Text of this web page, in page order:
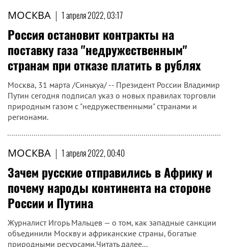
МОСКВА | 1 апреля 2022, 03:17
Россия остановит контракты на
поставку газа "недружественным"
странам при отказе платить в рублях
Москва, 31 марта /Синьхуа/ -- Президент России Владимир
Путин сегодня подписал указ о новых правилах торговли
природным газом с "недружественными" странами и
регионами.
МОСКВА | 1 апреля 2022, 00:40
Зачем русские отправились в Африку и
почему народы континента на стороне
России и Путина
Журналист Игорь Мальцев — о том, как западные санкции
объединили Москву и африканские страны, богатые
природными ресурсами.Читать далее...